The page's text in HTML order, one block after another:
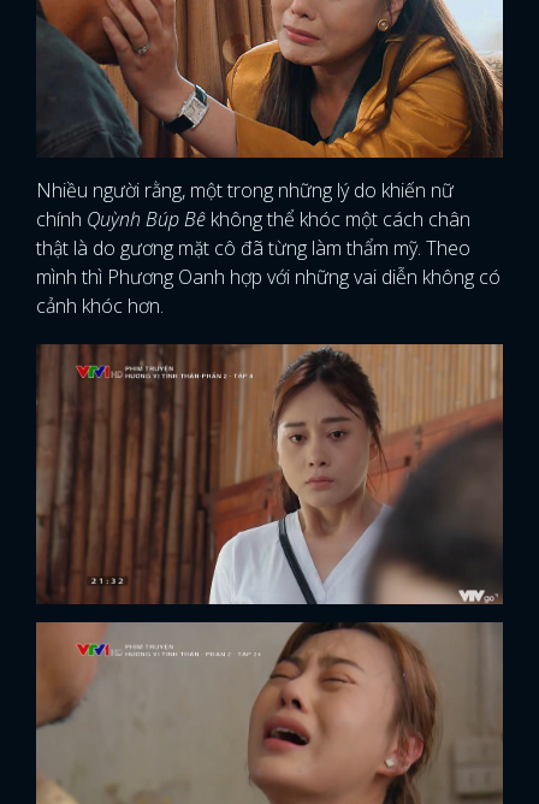
Nhiều người rằng, một trong những lý do khiến nữ
chính Quỳnh Búp Bê không thể khóc một cách chân
thật là do gương mặt cô đã từng làm thẩm mỹ. Theo
mình thì Phương Oanh hợp với những vai diễn không có
cảnh khóc hơn.